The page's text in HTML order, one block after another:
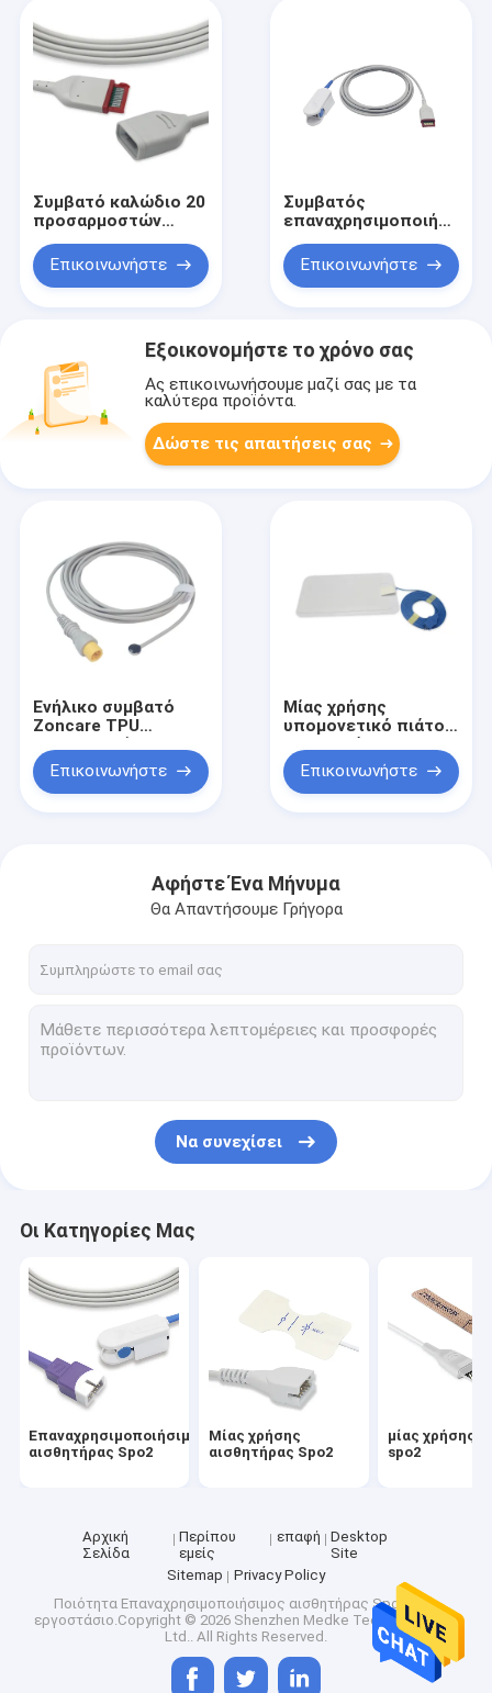
Γύρος εργοστασίων
Ποιοτικός έλεγχος
Μας ελάτε σε επαφή με
Ζητήστε ένα απόσπασμα
Επαναχρησιμοποιήσιμος αισθητήρας Spo2
μίας χρήσης έλεγχος spo2
SPO2 καλώδιο επέκτασης
ecg υπομονετικό καλώδιο
Συμβατό καλώδιο 20
προσαρμοστών
σειράς TPU RD
ΚΑΘΟΡΙΣΜΈΝΟ
συνδετήρας
Επικοινωνήστε
Συμβατός
επαναχρησιμοποιήσιμος
Spo2 ενήλικος
αισθητήρας P9315T
συνδετήρων
Επικοινωνήστε
Εξοικονομήστε το χρόνο σας
Ας επικοινωνήσουμε μαζί σας με τα
καλύτερα προϊόντα.
Δώστε τις απαιτήσεις σας
Ενήλικο συμβατό
Zoncare TPU
δερμάτων σακάκι
PVC ελέγχων T1368
Επικοινωνήστε
Μίας χρήσης
υπομονετικό πιάτο
Electrosurgical με το
καλώδιο REM
Επικοινωνήστε
Αφήστε Ένα Μήνυμα
Θα Απαντήσουμε Γρήγορα
Να συνεχίσει
Οι Κατηγορίες Μας
Επαναχρησιμοποιήσιμος
αισθητήρας Spo2
Μίας χρήσης
αισθητήρας Spo2
μίας χρήσης
spo2
Αρχική
Σελίδα
Περίπου
εμείς
επαφή
Desktop
Site
Sitemap
Privacy Policy
Ποιότητα Επαναχρησιμοποιήσιμος αισθητήρας Spo2Κίνα
εργοστάσιο.Copyright © 2026 Shenzhen Medke Technology Co.,
Ltd.. All Rights Reserved.